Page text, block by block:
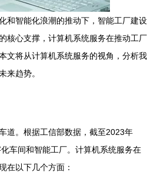
和智能化浪潮的推动下，智能工厂建设
核心支撑，计算机系统服务在推动工厂
文将从计算机系统服务的视角，分析我
来趋势。
道。根据工信部数据，截至2023年
车间和智能工厂。计算机系统服务在
在以下几个方面：